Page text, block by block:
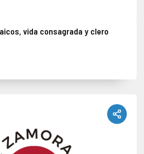
vida consagrada y clero